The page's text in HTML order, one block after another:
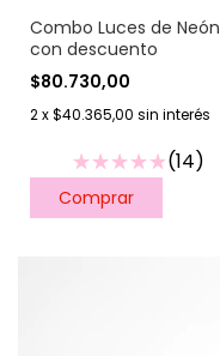
Combo Luces de Neón
con descuento
$80.730,00
2x$40.365,00 sin interés
(14)